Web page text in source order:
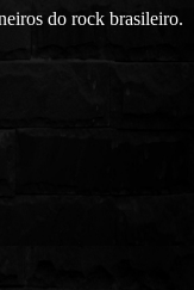
do rock brasileiro.